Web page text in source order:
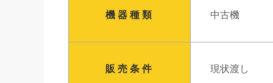
機器種類 中古機
販売条件 現状渡し